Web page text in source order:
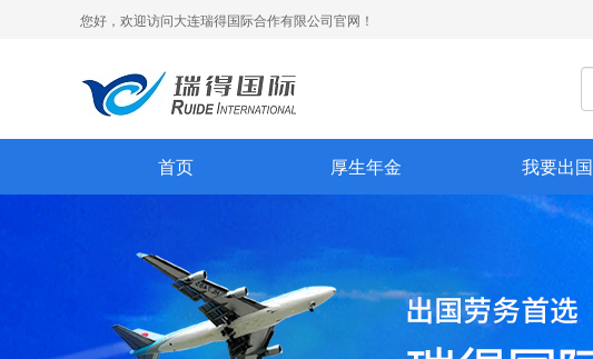
您好，欢迎访问大连瑞得国际合作有限公司官网！
首页 厚生年金 我要出国